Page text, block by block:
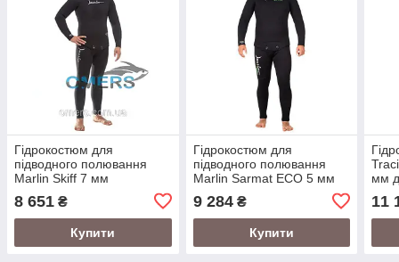
Гідрокостюм для
підводного полювання
Marlin Skiff 7 мм
8 651 ₴
Купити
Гідрокостюм для
підводного полювання
Marlin Sarmat ECO 5 мм
9 284₴
Купити
мм
11